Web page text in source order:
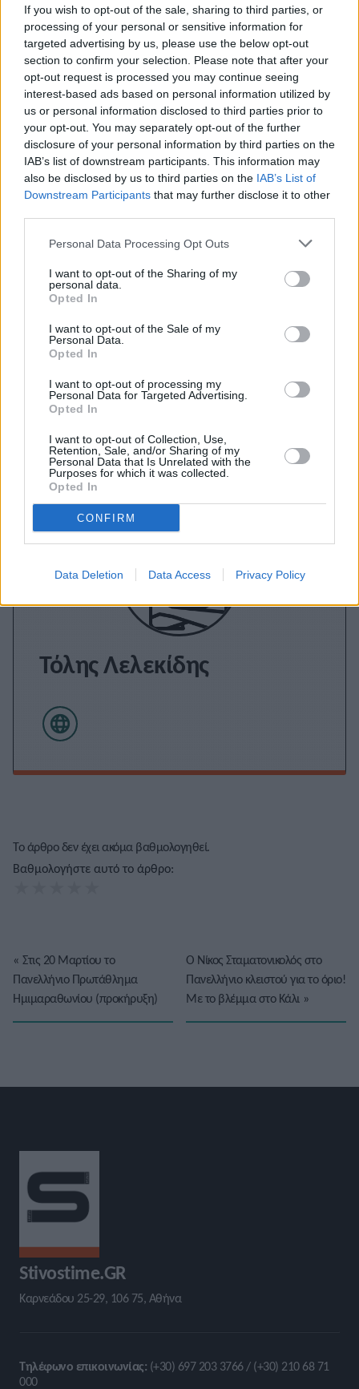
If you wish to opt-out of the sale, sharing to third parties, or
processing of your personal or sensitive information for
targeted advertising by us, please use the below opt-out
section to confirm your selection. Please note that after your
opt-out request is processed you may continue seeing
interest-based ads based on personal information utilized by
us or personal information disclosed to third parties prior to
your opt-out. You may separately opt-out of the further
disclosure of your personal information by third parties on the
IAB’s list of downstream participants. This information may
also be disclosed by us to third parties on the IAB’s List of
Downstream Participants that may further disclose it to other
Personal Data Processing Opt Outs
I want to opt-out of the Sharing of my
personal data.
Opted In
I want to opt-out of the Sale of my
Personal Data.
Opted In
I want to opt-out of processing my
Personal Data for Targeted Advertising.
Opted In
I want to opt-out of Collection, Use,
Retention, Sale, and/or Sharing of my
Personal Data that Is Unrelated with the
Purposes for which it was collected.
Opted In
CONFIRM
Data Deletion Data Access Privacy Policy
A- A±
Ν’ αναφέρουμε ότι πριν από τον αγώνα του Σαββάτου
θα προηγηθεί μίνι καμπ και θα υπάρχουν δύο
σεμινάρια. Ένα θα αφορά τις ρίψεις και ένα το ΕΟΚΑΝ.
Αυτές τις ημέρες γίνονται οι δηλώσεις συμμετοχής.
Πρέπει να έχουν σταλεί μέχρι και την Τετάρτη 23
Φεβρουαρίου (ώρα 14:00) στην ηλεκτρονική διεύθυνση
entries@segas.gr.
Δείτε την προκήρυξη και τα έντυπα συμμετοχής
Φωτογραφία: azsportsimages
Εγγραφείτε στο Stivostime των
Τόλης Λελεκίδης
Το άρθρο δεν έχει ακόμα βαθμολογηθεί.
Βαθμολογήστε αυτό το άρθρο:
« Στις 20 Μαρτίου το
Πανελλήνιο Πρωτάθλημα
Ημιμαραθωνίου (προκήρυξη)
Ο Νίκος Σταματονικολός στο
Πανελλήνιο κλειστού για το όριο!
Με το βλέμμα στο Κάλι»
Stivostime.GR
Καρνεάδου 25-29, 106 75, Αθήνα
Τηλέφωνο επικοινωνίας: (+30) 697 203 3766 / (+30) 210 68 71
000